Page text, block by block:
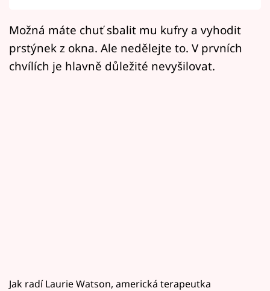
Mámy sobě
Přihlášení
Možná máte chuť sbalit mu kufry a vyhodit
prstýnek z okna. Ale nedělejte to. V prvních
chvílích je hlavně důležité nevyšilovat.
Jak radí Laurie Watson, americká terapeutka